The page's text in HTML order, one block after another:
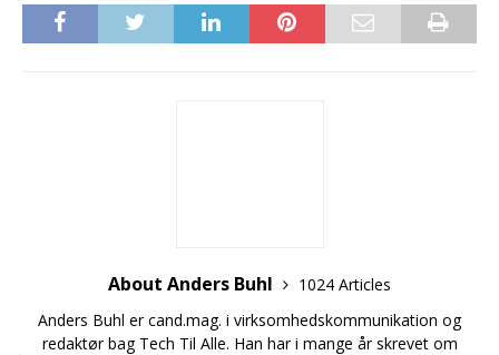
About Anders Buhl
1024 Articles
Anders Buhl er cand.mag. i virksomhedskommunikation og
redaktør bag Tech Til Alle. Han har i mange år skrevet om